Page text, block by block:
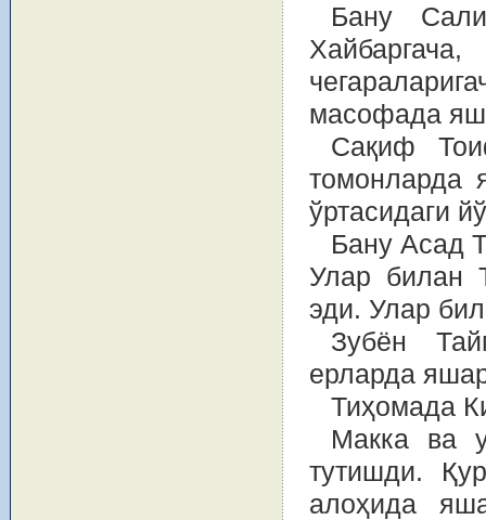
Бану
масофада
Сақиф
томонларда
ўртасидаги
Бану Асад
Улар билан
эди. Улар
Зубён
ерларда
Тиҳомада
Макка ва
тутишди.
алоҳида